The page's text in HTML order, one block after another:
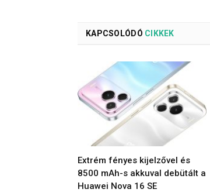
KAPCSOLÓDÓ CIKKEK
Extrém fényes kijelzővel és
8500 mAh-s akkuval debütált a
Huawei Nova 16 SE